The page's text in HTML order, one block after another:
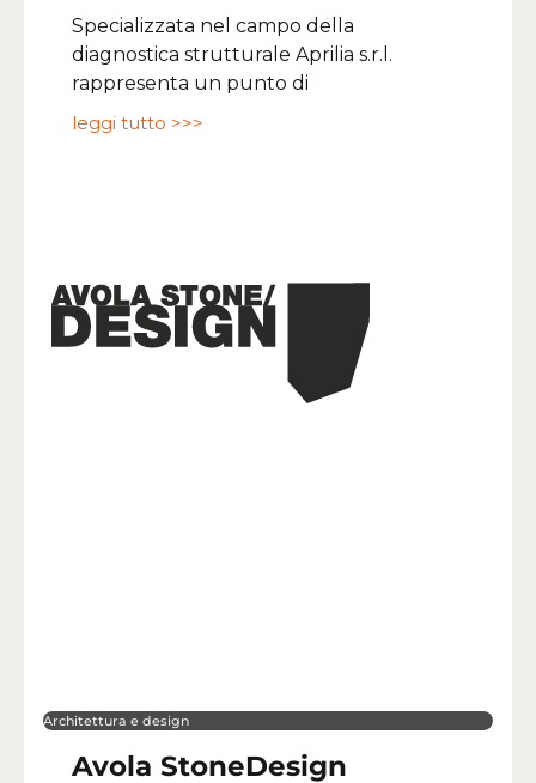
Specializzata nel campo della
diagnostica strutturale Aprilia s.r.l.
rappresenta un punto di
leggi tutto >>>
Architettura e design
Avola StoneDesign